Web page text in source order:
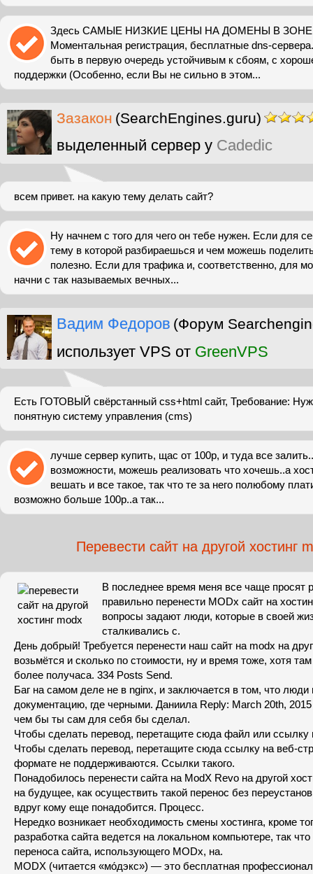
Здесь САМЫЕ НИЗКИЕ ЦЕНЫ НА ДОМЕНЫ В ЗОНЕ
Моментальная регистрация, бесплатные dns-
быть в первую очередь устойчивым к сбоям, с
поддержки (Особенно, если Вы не сильно в этом...
Зазакон (SearchEngines.guru)
выделенный сервер у Cadedic
всем привет. на какую тему делать сайт?
Ну начнем с того для чего он тебе нужен. Если для
тему в которой разбираешься и чем можешь
полезно. Если для трафика и, соответственно, для
начни с так называемых вечных...
Вадим Федоров (Форум
использует VPS от GreenVPS
Есть ГОТОВЫЙ свёрстанный css+html сайт, Требование:
понятную систему управления (cms)
лучше сервер купить, щас от 100р, и туда все
возможности, можешь реализовать что хочешь..а
вешать и все такое, так что те за него полюбому
возможно больше 100р..а так...
Перевести сайт на другой хостинг
В последнее время меня все чаще просят
правильно перенести MODx сайт на
вопросы задают люди, которые в своей
сталкивались с.
День добрый! Требуется перенести наш сайт на modx на
возьмётся и сколько по стоимости, ну и время тоже, хотя
более получаса. 334 Posts Send.
Баг на самом деле не в nginx, и заключается в том, что люди
документацию, где черными. Даниила Reply: March 20th,
чем бы ты сам для себя бы сделал.
Чтобы сделать перевод, перетащите сюда файл или ссылку
Чтобы сделать перевод, перетащите сюда ссылку на веб-
формате не поддерживаются. Ссылки такого.
Понадобилось перенести сайта на ModX Revo на другой
на будущее, как осуществить такой перенос без
вдруг кому еще понадобится. Процесс.
Нередко возникает необходимость смены хостинга, кроме
разработка сайта ведется на локальном компьютере, так
переноса сайта, использующего MODx, на.
MODX (читается «мо́дэкс») — это бесплатная